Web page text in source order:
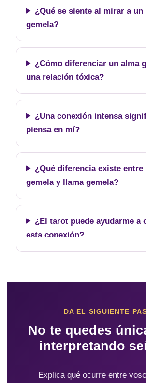
¿Qué se siente al mirar a un
gemela?
¿Cómo diferenciar un alma
una relación tóxica?
¿Una conexión intensa
piensa en mí?
¿Qué diferencia existe entre
gemela y llama gemela?
¿El tarot puede ayudarme a
esta conexión?
DA EL SIGUIENTE
No te quedes
interpretando
Explica qué ocurre entre